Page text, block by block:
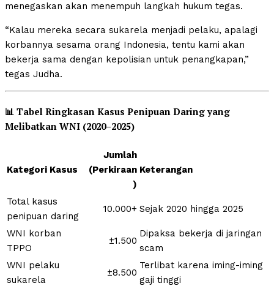
menegaskan akan menempuh langkah hukum tegas.
“Kalau mereka secara sukarela menjadi pelaku, apalagi
korbannya sesama orang Indonesia, tentu kami akan
bekerja sama dengan kepolisian untuk penangkapan,”
tegas Judha.
📊 Tabel Ringkasan Kasus Penipuan Daring yang
Melibatkan WNI (2020–2025)
Kategori Kasus
Jumlah
(Perkiraan
)
Keterangan
Total kasus
penipuan daring
10.000+ Sejak 2020 hingga 2025
WNI korban
TPPO
±1.500
Dipaksa bekerja di jaringan
scam
WNI pelaku
sukarela
±8.500
Terlibat karena iming-iming
gaji tinggi